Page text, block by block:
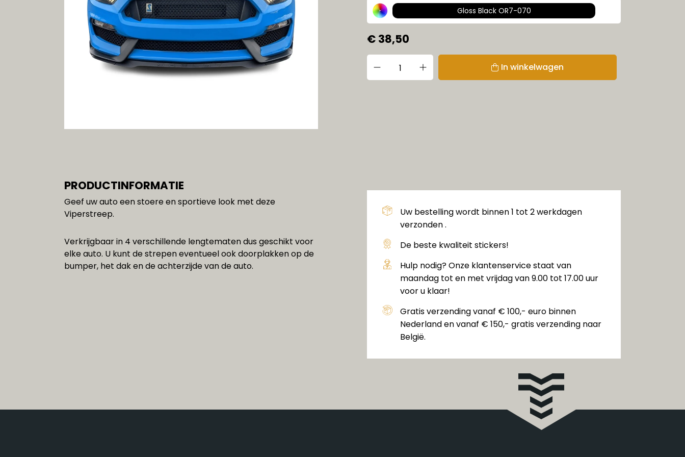
Gereedschap
SALE!!!
Gloss Black OR7-070
€ 38,50
In winkelwagen
PRODUCTINFORMATIE
Geef uw auto een stoere en sportieve look met deze
Viperstreep.
Verkrijgbaar in 4 verschillende lengtematen dus geschikt voor
elke auto. U kunt de strepen eventueel ook doorplakken op de
bumper, het dak en de achterzijde van de auto.
Uw bestelling wordt binnen 1 tot 2 werkdagen
verzonden .
De beste kwaliteit stickers!
Hulp nodig? Onze klantenservice staat van
maandag tot en met vrijdag van 9.00 tot 17.00 uur
voor u klaar!
Gratis verzending vanaf € 100,- euro binnen
Nederland en vanaf € 150,- gratis verzending naar
België.